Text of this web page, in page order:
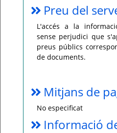
Preu del
L'accés a la
sense perjudici que
preus públics
de documents.
Mitjans de
No especificat
Informació